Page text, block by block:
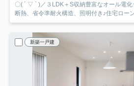
〇( ´ ▽ ` )／３LDK＋S収納豊富なオール電
断熱、省令準耐火構造、照明付き♪住宅ロー
新築一戸建